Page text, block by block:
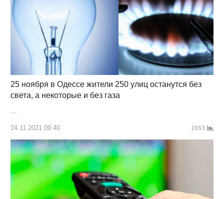
25 ноября в Одессе жители 250 улиц останутся без
света, а некоторые и без газа
…
24.11.2021 09:40 1663